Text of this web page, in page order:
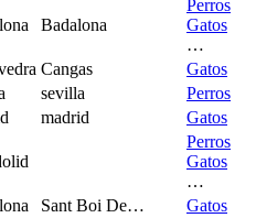
Badalona
Perros
Gatos
…
Cangas Gatos
sevilla Perros
madrid Gatos
Perros
Gatos
…
Sant Boi De… Gatos